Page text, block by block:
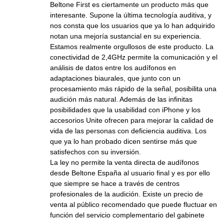
Beltone First es ciertamente un producto más que
interesante. Supone la última tecnología auditiva, y
nos consta que los usuarios que ya lo han adquirido
notan una mejoría sustancial en su experiencia.
Estamos realmente orgullosos de este producto. La
conectividad de 2,4GHz permite la comunicación y el
análisis de datos entre los audífonos en
adaptaciones biaurales, que junto con un
procesamiento más rápido de la señal, posibilita una
audición más natural. Además de las infinitas
posibilidades que la usabilidad con iPhone y los
accesorios Unite ofrecen para mejorar la calidad de
vida de las personas con deficiencia auditiva. Los
que ya lo han probado dicen sentirse más que
satisfechos con su inversión.
La ley no permite la venta directa de audífonos
desde Beltone España al usuario final y es por ello
que siempre se hace a través de centros
profesionales de la audición. Existe un precio de
venta al público recomendado que puede fluctuar en
función del servicio complementario del gabinete